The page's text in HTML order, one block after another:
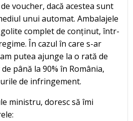
voucher, dacă acestea sunt
unui automat. Ambalajele
complet de conținut, într-
În cazul în care s-ar
putea ajunge la o rată de
până la 90% în România,
de infringement.
ministru, doresc să îmi